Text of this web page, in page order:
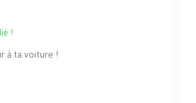
!
à ta voiture !